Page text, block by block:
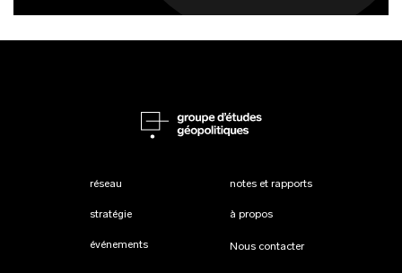
réseau
stratégie
événements
notes et rapports
à propos
Nous contacter